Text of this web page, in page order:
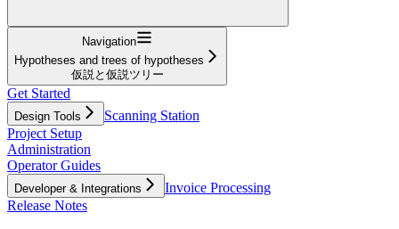
Navigation
Hypotheses and trees of hypotheses
仮説と仮説ツリー
Get Started
Design Tools
Scanning Station
Project Setup
Administration
Operator Guides
Developer & Integrations
Invoice Processing
Release Notes